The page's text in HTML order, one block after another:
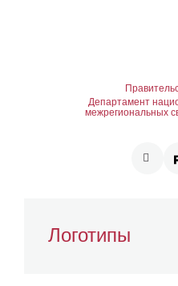
Департамент
межрегиональных
Логотипы